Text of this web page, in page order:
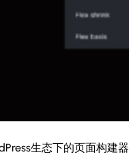
生态下的页面构建